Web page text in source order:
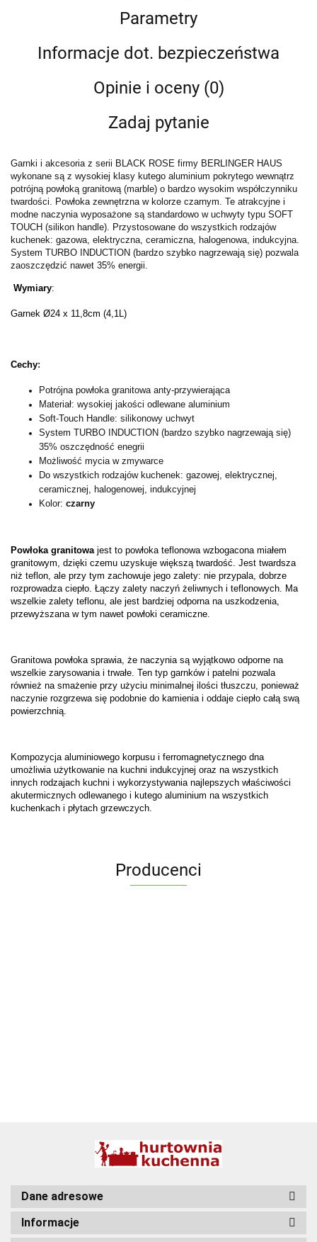
Parametry
Informacje dot. bezpieczeństwa
Opinie i oceny (0)
Zadaj pytanie
Garnki i akcesoria z serii BLACK ROSE firmy BERLINGER HAUS
wykonane są z wysokiej klasy kutego aluminium pokrytego wewnątrz
potrójną powłoką granitową (marble) o bardzo wysokim współczynniku
twardości. Powłoka zewnętrzna w kolorze czarnym. Te atrakcyjne i
modne naczynia wyposażone są standardowo w uchwyty typu SOFT
TOUCH (silikon handle). Przystosowane do wszystkich rodzajów
kuchenek: gazowa, elektryczna, ceramiczna, halogenowa, indukcyjna.
System TURBO INDUCTION (bardzo szybko nagrzewają się) pozwala
zaoszczędzić nawet 35% energii.
Wymiary:
Garnek Ø24 x 11,8cm (4,1L)
Cechy:
Potrójna powłoka granitowa anty-przywierająca
Materiał: wysokiej jakości odlewane aluminium
Soft-Touch Handle: silikonowy uchwyt
System­ TU­RB­O­ I­NDU­CTI­O­N (b­ardz­o­ sz­yb­k­o­ nagrz­ewają si­ę)
35% o­sz­cz­ędno­ść enegri­i­
Możliwość mycia w zmywarce
Do wszystkich rodzajów kuchenek: gazowej, elektrycznej,
ceramicznej, halogenowej, indukcyjnej
Kolor: czarny
Powłoka granitowa jest to powłoka teflonowa wzbogacona miałem
granitowym, dzięki czemu uzyskuje większą twardość. Jest twardsza
niż teflon, ale przy tym zachowuje jego zalety: nie przypala, dobrze
rozprowadza ciepło. Łączy zalety naczyń żeliwnych i teflonowych. Ma
wszelkie zalety teflonu, ale jest bardziej odporna na uszkodzenia,
przewyższana w tym nawet powłoki ceramiczne.
Granitowa powłoka sprawia, że naczynia są wyjątkowo odporne na
wszelkie zarysowania i trwałe. Ten typ garnków i patelni pozwala
również na smażenie przy użyciu minimalnej ilości tłuszczu, ponieważ
naczynie rozgrzewa się podobnie do kamienia i oddaje ciepło całą swą
powierzchnią.
Kompozycja aluminiowego korpusu i ferromagnetycznego dna
umożliwia użytkowanie na kuchni indukcyjnej oraz na wszystkich
innych rodzajach kuchni i wykorzystywania najlepszych właściwości
akutermicznych odlewanego i kutego aluminium na wszystkich
kuchenkach i płytach grzewczych.
Producenci
Dane adresowe
Informacje